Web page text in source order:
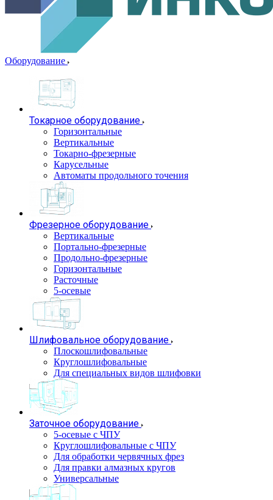
Оборудование
Токарное оборудование
Горизонтальные
Вертикальные
Токарно-фрезерные
Карусельные
Автоматы продольного точения
Фрезерное оборудование
Вертикальные
Портально-фрезерные
Продольно-фрезерные
Горизонтальные
Расточные
5-осевые
Шлифовальное оборудование
Плоскошлифовальные
Круглошлифовальные
Для специальных видов шлифовки
Заточное оборудование
5-осевые с ЧПУ
Круглошлифовальные с ЧПУ
Для обработки червячных фрез
Для правки алмазных кругов
Универсальные